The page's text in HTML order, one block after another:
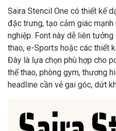
Saira Stencil One có thiết kế
đặc trưng, tạo cảm giác mạnh
nghiệp. Font này dễ liên
thao, e-Sports hoặc các thiết
Đây là lựa chọn phù hợp cho
thể thao, phòng gym, thương
headline cần vẻ gai góc, dứt